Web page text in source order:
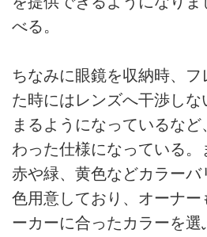
べる。
ちなみに眼鏡を収納時、
た時にはレンズへ干渉しな
まるようになっているな
わった仕様になっている。
赤や緑、黄色などカラーバ
色用意しており、オーナー
ーカーに合ったカラーを